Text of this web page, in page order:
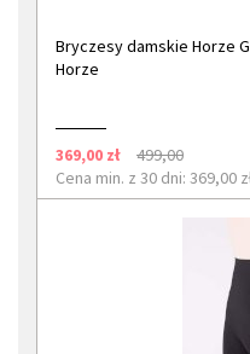
Bryczesy damskie Horze
Horze
369,00 zł
499,00
Cena min. z 30 dni: 369,00